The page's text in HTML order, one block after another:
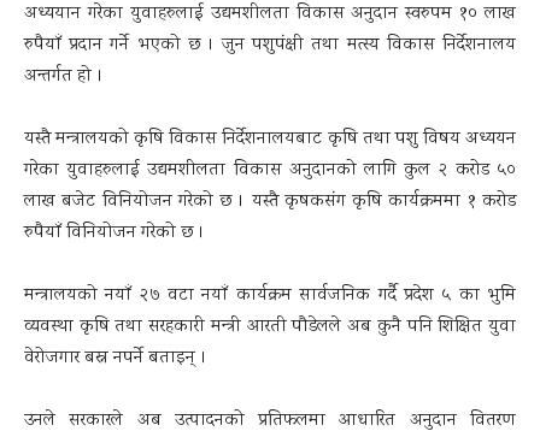
अध्ययान गरेका युवाहरुलाई उद्यमशीलता विकास अनुदान स्वरुपम १० लाख
रुपैयाँ प्रदान गर्ने भएको छ । जुन पशुपंक्षी तथा मत्स्य विकास निर्देशनालय
अन्तर्गत हो ।
यस्तै मन्त्रालयको कृषि विकास निर्देशनालयबाट कृषि तथा पशु विषय अध्ययन
गरेका युवाहरुलाई उद्यमशीलता विकास अनुदानको लागि कुल २ करोड ५०
लाख बजेट विनियोजन गरेको छ । यस्तै कृषकसंग कृषि कार्यक्रममा १ करोड
रुपैयाँ विनियोजन गरेको छ ।
मन्त्रालयको नयाँ २७ वटा नयाँ कार्यक्रम सार्वजनिक गर्दै प्रदेश ५ का भुमि
व्यवस्था कृषि तथा सरहकारी मन्त्री आरती पौडेलले अब कुनै पनि शिक्षित युवा
वेरोजगार बस्न नपर्ने बताइन् ।
उनले सरकारले अब उत्पादनको प्रतिफलमा आधारित अनुदान वितरण